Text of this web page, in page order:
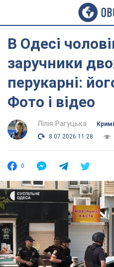
В Одесі
заручники
перукарні:
Фото і відео
Лілія Рагуцька
8.07.2026 11:28
0